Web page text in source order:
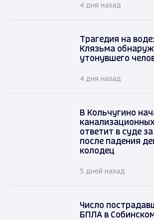
4 дня назад
Трагедия на
Клязьма
утонувшего
4 дня назад
В Кольчугино
ответит в суде
после падения
колодец
5 дней назад
Число
БПЛА в